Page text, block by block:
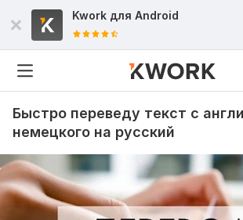
Kwork для Android
Быстро переведу текст с
немецкого на русский